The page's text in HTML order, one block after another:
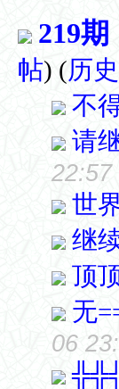
219
帖) (历
不
请
22:57
世
继
顶
无
06